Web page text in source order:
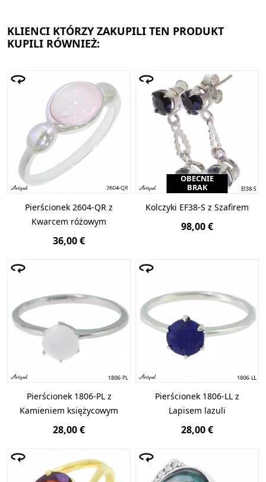
KLIENCI KTÓRZY ZAKUPILI TEN PRODUKT
KUPILI RÓWNIEŻ:
Pierścionek 2604-QR z
Kwarcem różowym
36,00 €
OBECNIE
BRAK
Kolczyki EF38-S z Szafirem
98,00 €
Pierścionek 1806-PL z
Kamieniem księżycowym
28,00 €
Pierścionek 1806-LL z
Lapisem lazuli
28,00 €